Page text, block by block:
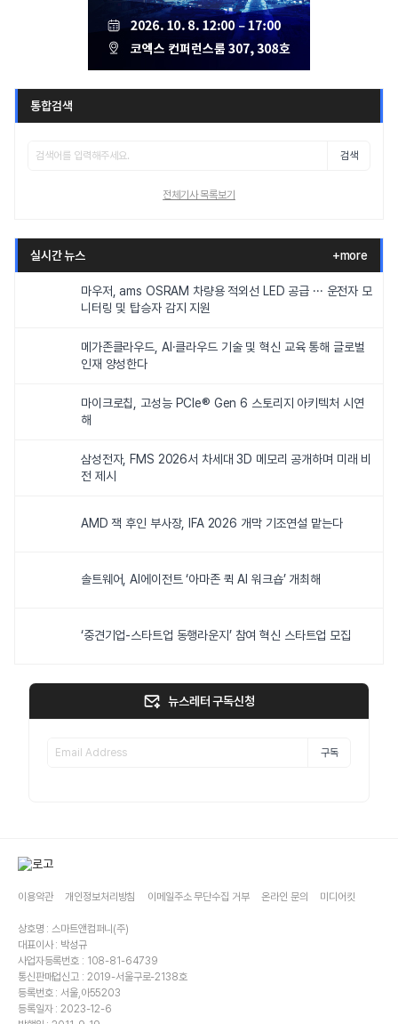
통합검색
검색
전체기사 목록보기
실시간 뉴스 +more
마우저, ams OSRAM 차량용 적외선 LED 공급 ··· 운전자 모
니터링 및 탑승자 감지 지원
메가존클라우드, AI·클라우드 기술 및 혁신 교육 통해 글로벌
인재 양성한다
마이크로칩, 고성능 PCIe® Gen 6 스토리지 아키텍처 시연
해
삼성전자, FMS 2026서 차세대 3D 메모리 공개하며 미래 비
전 제시
AMD 잭 후인 부사장, IFA 2026 개막 기조연설 맡는다
솔트웨어, AI에이전트 ‘아마존 퀵 AI 워크숍’ 개최해
‘중견기업-스타트업 동행라운지’ 참여 혁신 스타트업 모집
뉴스레터 구독신청
구독
이용약관 개인정보처리방침 이메일주소 무단수집 거부 온라인 문의 미디어킷
상호명 : 스마트앤컴퍼니(주)
대표이사 : 박성규
사업자등록번호 : 108-81-64739
통신판매업신고 : 2019-서울구로-2138호
등록번호 : 서울,아55203
등록일자 : 2023-12-6